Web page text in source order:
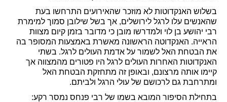
בשלוש האנקדוטות לא מוזכר שהאירועים התרחשו בעת
שהאנשים עלו לרגל לירושלים, אך בשל שילובן סמוך למימרת
רבי יהושע בן לוי ולמדרשו מובן כי מדובר בזמן קיום מצוות
הראייה. האנקדוטה הראשונה מאשרת באמצעות המסופר בה
את הבטחת האל לשמור על אדמת העולים לרגל. בשתי
האנקדוטות האחרות העולים לרגל היו פטורים מהמצווה אך
קיימו אותה מרצונם, ובאופן זה מתחזקת הבטחת האל
ומתרחבת גם לרכושם של עולי הרגל ולביתם.
בתחילת הסיפור המובא בשמו של רבי פנחס נמסר רקע: